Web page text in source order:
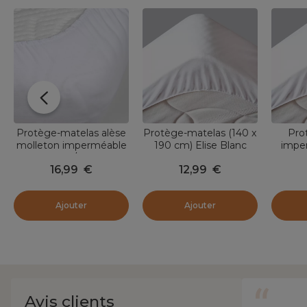
Protège-matelas alèse
molleton imperméable
Serena Blanc
16,99 €
Ajouter
Protège-matelas (140 x
190 cm) Elise Blanc
12,99 €
Ajouter
Avis clients